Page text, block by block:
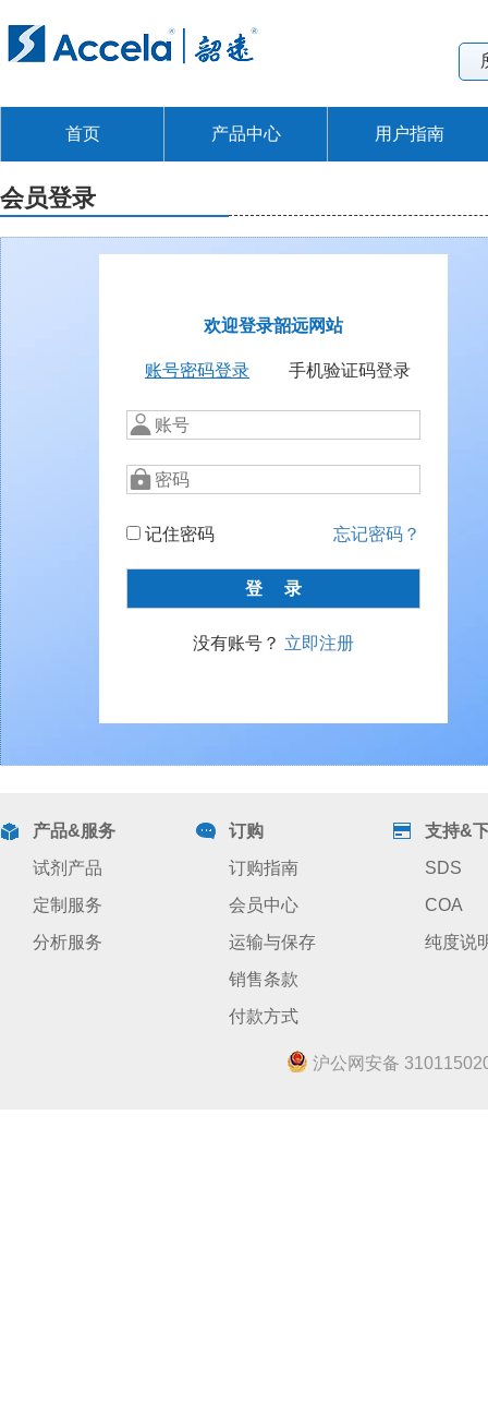
首页 产品中心 用户指南
会员登录
欢迎登录韶远网站
账号密码登录 手机验证码登录
记住密码 忘记密码？
没有账号？ 立即注册
产品&服务
试剂产品
定制服务
分析服务
订购
订购指南
会员中心
运输与保存
销售条款
付款方式
支持&
SDS
COA
纯度说
沪公网安备